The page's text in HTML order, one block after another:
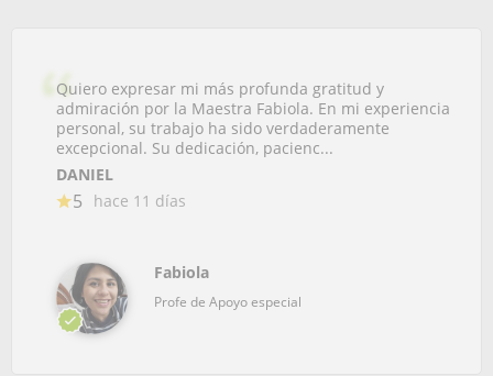
Quiero expresar mi más profunda gratitud y
admiración por la Maestra Fabiola. En mi experiencia
personal, su trabajo ha sido verdaderamente
excepcional. Su dedicación, pacienc...
DANIEL
5 hace 11 días
Fabiola
Profe de Apoyo especial